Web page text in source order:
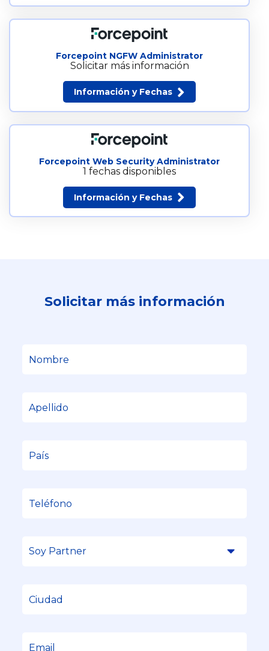
Forcepoint NGFW Administrator
Solicitar más información
Información y Fechas
Forcepoint Web Security Administrator
1 fechas disponibles
Información y Fechas
Solicitar más información